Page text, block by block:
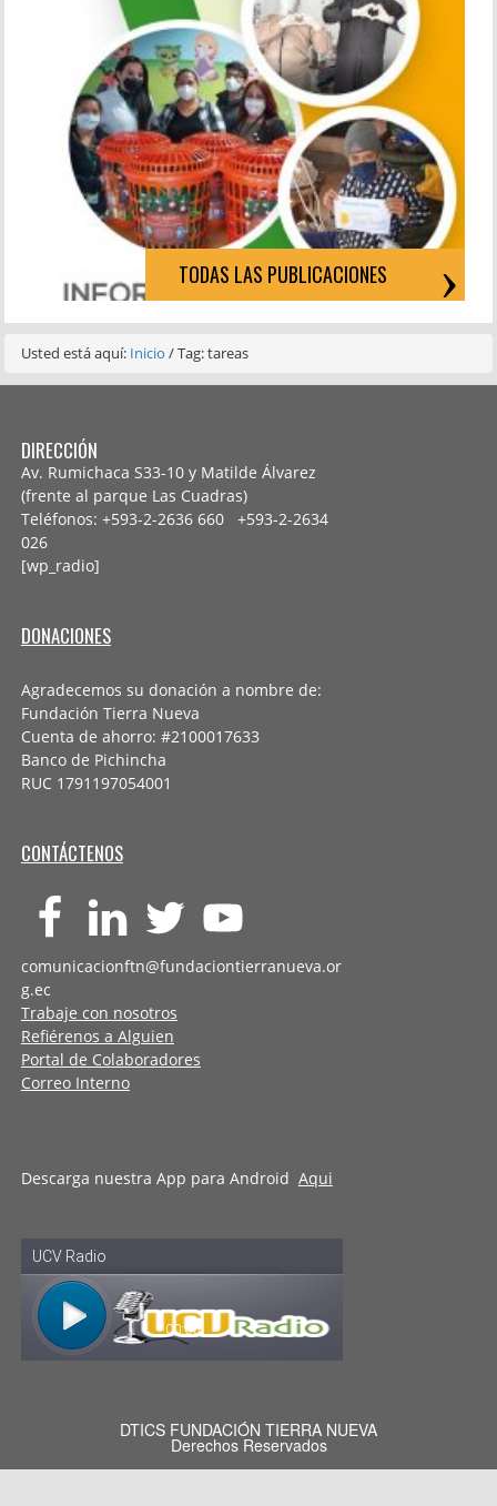
TODAS LAS PUBLICACIONES
Usted está aquí: Inicio/Tag: tareas
DIRECCIÓN
Av. Rumichaca S33-10 y Matilde Álvarez
(frente al parque Las Cuadras)
Teléfonos: +593-2-2636 660 +593-2-2634
026
[wp_radio]
DONACIONES
Agradecemos su donación a nombre de:
Fundación Tierra Nueva
Cuenta de ahorro: #2100017633
Banco de Pichincha
RUC 1791197054001
CONTÁCTENOS
comunicacionftn@fundaciontierranueva.or
g.ec
Trabaje con nosotros
Refiérenos a Alguien
Portal de Colaboradores
Correo Interno
Descarga nuestra App para Android Aqui
DTICS FUNDACIÓN TIERRA NUEVA
Derechos Reservados